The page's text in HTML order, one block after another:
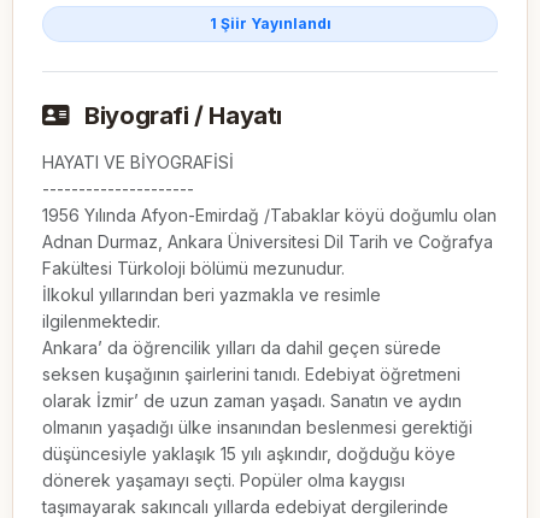
1 Şiir Yayınlandı
Biyografi / Hayatı
HAYATI VE BİYOGRAFİSİ
---------------------
1956 Yılında Afyon-Emirdağ /Tabaklar köyü doğumlu olan
Adnan Durmaz, Ankara Üniversitesi Dil Tarih ve Coğrafya
Fakültesi Türkoloji bölümü mezunudur.
İlkokul yıllarından beri yazmakla ve resimle
ilgilenmektedir.
Ankara’ da öğrencilik yılları da dahil geçen sürede
seksen kuşağının şairlerini tanıdı. Edebiyat öğretmeni
olarak İzmir’ de uzun zaman yaşadı. Sanatın ve aydın
olmanın yaşadığı ülke insanından beslenmesi gerektiği
düşüncesiyle yaklaşık 15 yılı aşkındır, doğduğu köye
dönerek yaşamayı seçti. Popüler olma kaygısı
taşımayarak sakıncalı yıllarda edebiyat dergilerinde